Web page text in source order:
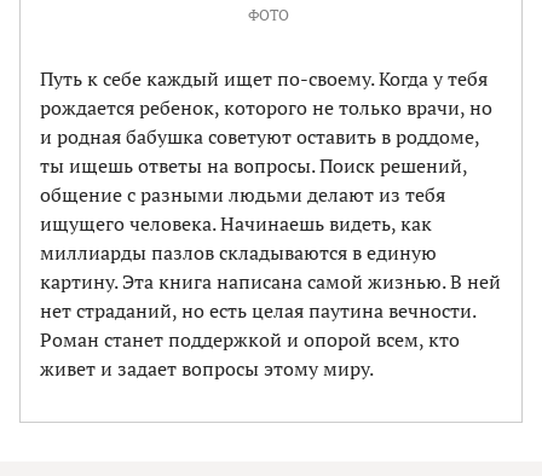
ФОТО
Путь к себе каждый ищет по-своему. Когда у тебя
рождается ребенок, которого не только врачи, но
и родная бабушка советуют оставить в роддоме,
ты ищешь ответы на вопросы. Поиск решений,
общение с разными людьми делают из тебя
ищущего человека. Начинаешь видеть, как
миллиарды пазлов складываются в единую
картину. Эта книга написана самой жизнью. В ней
нет страданий, но есть целая паутина вечности.
Роман станет поддержкой и опорой всем, кто
живет и задает вопросы этому миру.